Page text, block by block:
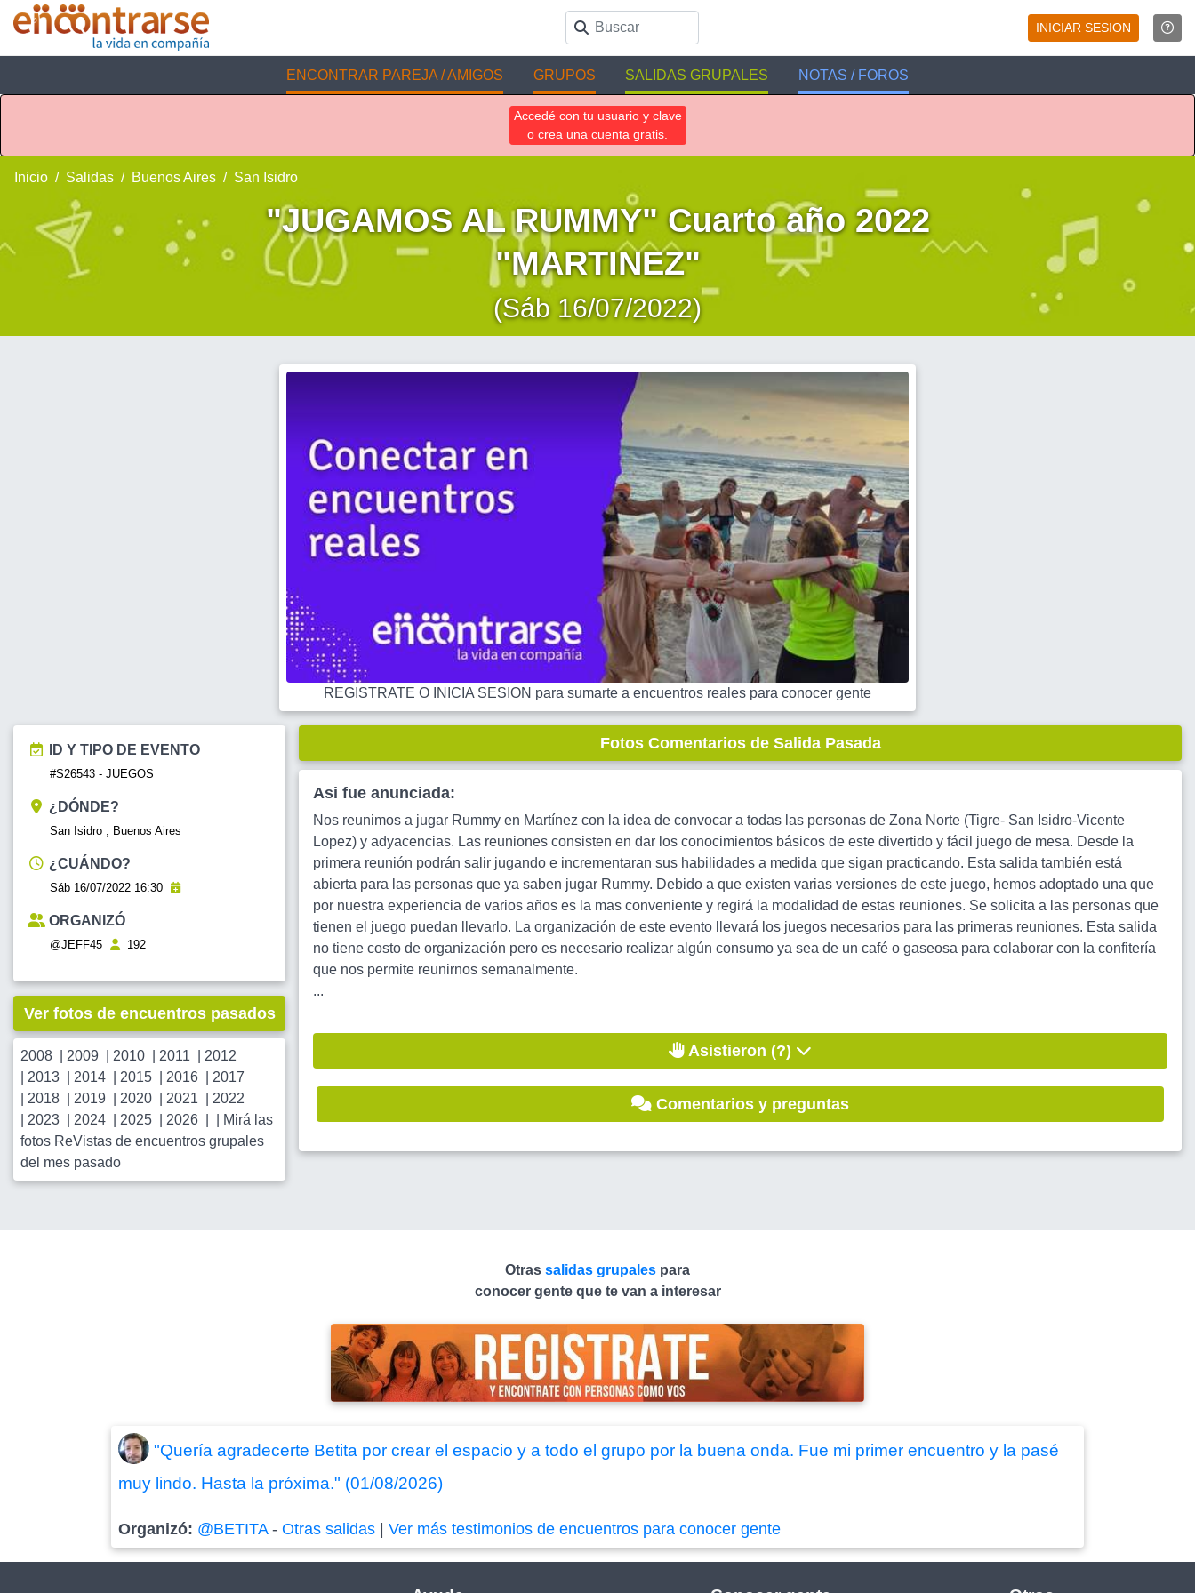
INICIAR SESION
ENCONTRAR PAREJA / AMIGOS GRUPOS SALIDAS GRUPALES NOTAS / FOROS
Accedé con tu usuario y clave
o crea una cuenta gratis.
Inicio Salidas Buenos Aires San Isidro
"JUGAMOS AL RUMMY" Cuarto año 2022
"MARTINEZ"
(Sáb 16/07/2022)
REGISTRATE O INICIA SESION para sumarte a encuentros reales para conocer gente
ID Y TIPO DE EVENTO
#S26543 - JUEGOS
¿DÓNDE?
San Isidro , Buenos Aires
¿CUÁNDO?
Sáb 16/07/2022 16:30
ORGANIZÓ
@JEFF45 192
Ver fotos de encuentros pasados
2008 2009 2010 2011
2012
2013 2014 2015 2016
2017
2018 2019 2020 2021
2022
2023 2024 2025 2026
Mirá las
fotos ReVistas de encuentros grupales
del mes pasado
Fotos Comentarios de Salida Pasada
Asi fue anunciada:
Nos reunimos a jugar Rummy en Martínez con la idea de convocar a todas las personas de Zona Norte (Tigre- San Isidro-Vicente
Lopez) y adyacencias. Las reuniones consisten en dar los conocimientos básicos de este divertido y fácil juego de mesa. Desde la
primera reunión podrán salir jugando e incrementaran sus habilidades a medida que sigan practicando. Esta salida también está
abierta para las personas que ya saben jugar Rummy. Debido a que existen varias versiones de este juego, hemos adoptado una que
por nuestra experiencia de varios años es la mas conveniente y regirá la modalidad de estas reuniones. Se solicita a las personas que
tienen el juego puedan llevarlo. La organización de este evento llevará los juegos necesarios para las primeras reuniones. Esta salida
no tiene costo de organización pero es necesario realizar algún consumo ya sea de un café o gaseosa para colaborar con la confitería
que nos permite reunirnos semanalmente.
...
Asistieron (?)
Comentarios y preguntas
Otras salidas grupales para
conocer gente que te van a interesar
"Quería agradecerte Betita por crear el espacio y a todo el grupo por la buena onda. Fue mi primer encuentro y la pasé
muy lindo. Hasta la próxima." (01/08/2026)
Organizó: @BETITA-Otras salidas |Ver más testimonios de encuentros para conocer gente